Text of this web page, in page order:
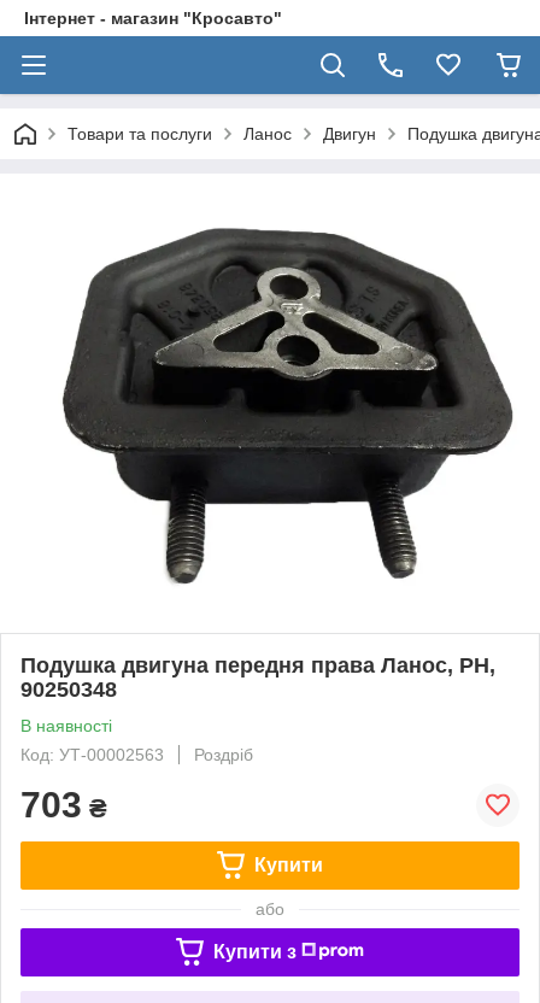
Інтернет - магазин "Кросавто"
Товари та послуги Ланос Двигун Подушка
Подушка двигуна передня права Ланос, PH,
90250348
В наявності
Код: УТ-00002563
Роздріб
703 ₴
Купити
або
Купити з